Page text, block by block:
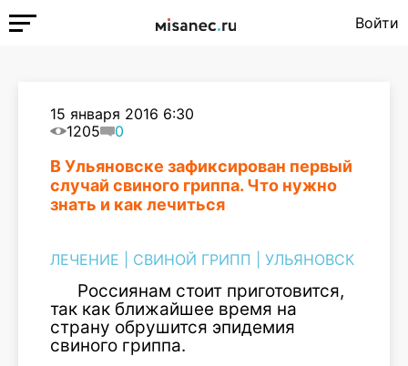
Войти
15 января 2016 6:30
1205
0
В Ульяновске зафиксирован первый
случай свиного гриппа. Что нужно
знать и как лечиться
ЛЕЧЕНИЕ СВИНОЙ ГРИПП УЛЬЯНОВСК
Россиянам стоит приготовится,
так как ближайшее время на
страну обрушится эпидемия
свиного гриппа.